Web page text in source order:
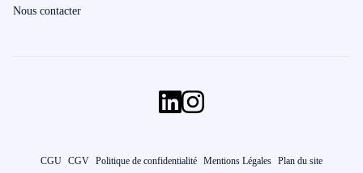
Nous contacter
CGU CGV Politique de confidentialité Mentions Légales Plan du site